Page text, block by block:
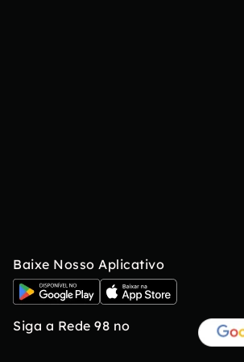
Baixe Nosso Aplicativo
Siga a Rede 98 no